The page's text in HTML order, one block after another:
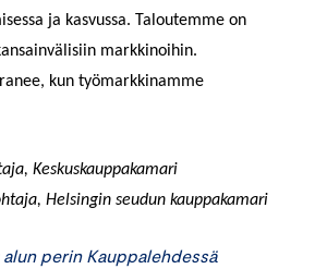
ja kasvussa. Taloutemme on
markkinoihin.
kun työmarkkinamme
Keskuskauppakamari
Helsingin seudun kauppakamari
perin Kauppalehdessä